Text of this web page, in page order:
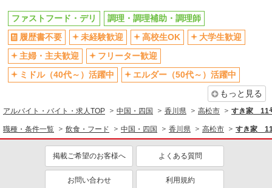
ファストフード・デリ
調理・調理補助・調理師
履歴書不要
未経験歓迎 高校生OK
大学生歓迎
主婦・主夫歓迎
フリーター歓迎
ミドル（40代～）活躍中
エルダー（50代～）活躍中
もっと見る
アルバイト・バイト・求人TOP 中国・四国 香川県 高松市 すき家 11
職種・条件一覧 飲食・フード 中国・四国 香川県 高松市 すき家 11
掲載ご希望のお客様へ よくある質問
お問い合わせ 利用規約